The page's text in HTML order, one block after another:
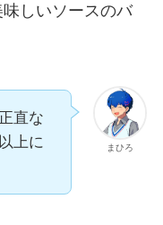
しいソースのバ
まひろ
直な
上に